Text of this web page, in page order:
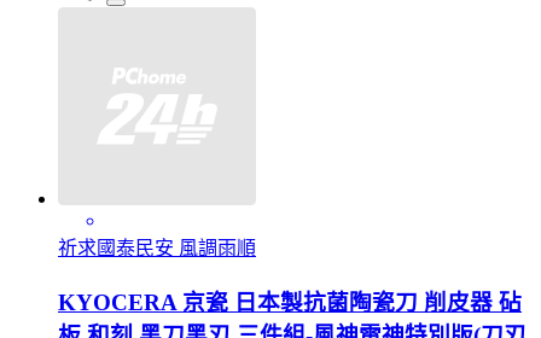
祈求國泰民安 風調雨順
KYOCERA 京瓷 日本製抗菌陶瓷刀 削皮器 砧